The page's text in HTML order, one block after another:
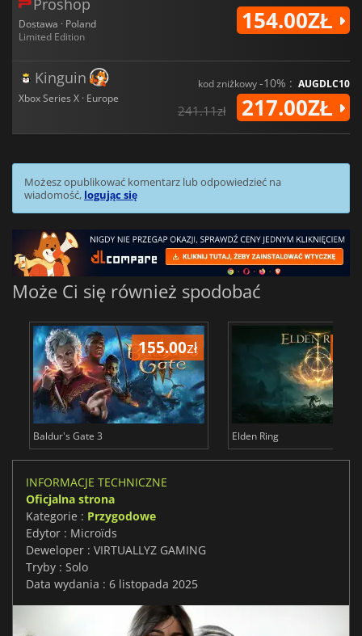
Proshop
Dostawa · Poland
Limited Edition
154.00ZŁ
Kinguin
Xbox Series X · Europe
kod zniżkowy-10% : AUGDLC10
241.11zł 217.00ZŁ
Możesz opublikować komentarz lub odpowiedzieć na
wiadomość, logując się
Może Ci się również spodobać
155.00zł
Baldur's Gate 3 Elden Ring
INFORMACJE TECHNICZNE
Oficjalna strona
Kategorie : Przygodowe
Edytor : Microïds
Deweloper : VIRTUALLYZ GAMING
Tryby : Solo
Data wydania : 6 listopada 2025